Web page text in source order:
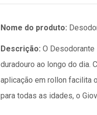
Nome do produto:
Descrição: O Desodorante
duradouro ao longo do dia.
aplicação em rollon facilita
para todas as idades, o